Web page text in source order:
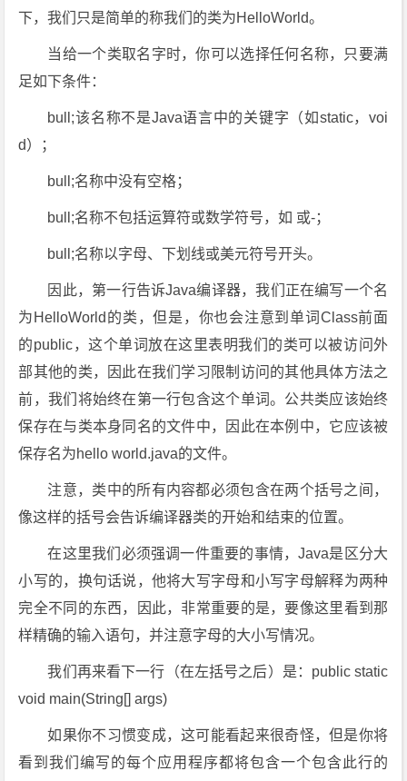
下，我们只是简单的称我们的类为HelloWorld。
当给一个类取名字时，你可以选择任何名称，只要满
足如下条件：
bull;该名称不是Java语言中的关键字（如static，voi
d）；
bull;名称中没有空格；
bull;名称不包括运算符或数学符号，如 或-；
bull;名称以字母、下划线或美元符号开头。
因此，第一行告诉Java编译器，我们正在编写一个名
为HelloWorld的类，但是，你也会注意到单词Class前面
的public，这个单词放在这里表明我们的类可以被访问外
部其他的类，因此在我们学习限制访问的其他具体方法之
前，我们将始终在第一行包含这个单词。公共类应该始终
保存在与类本身同名的文件中，因此在本例中，它应该被
保存名为hello world.java的文件。
注意，类中的所有内容都必须包含在两个括号之间，
像这样的括号会告诉编译器类的开始和结束的位置。
在这里我们必须强调一件重要的事情，Java是区分大
小写的，换句话说，他将大写字母和小写字母解释为两种
完全不同的东西，因此，非常重要的是，要像这里看到那
样精确的输入语句，并注意字母的大小写情况。
我们再来看下一行（在左括号之后）是：public static
void main(String[] args)
如果你不习惯变成，这可能看起来很奇怪，但是你将
看到我们编写的每个应用程序都将包含一个包含此行的